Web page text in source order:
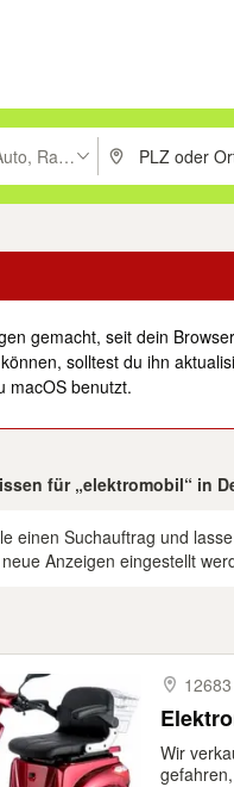
oder Vorschläge mit
Rad & BootPLZ oder Ort
gemacht, seit dein
solltest du ihn
macOS benutzt.
für „elektromobil“ in
einen Suchauftrag und
Anzeigen eingestellt
Wir